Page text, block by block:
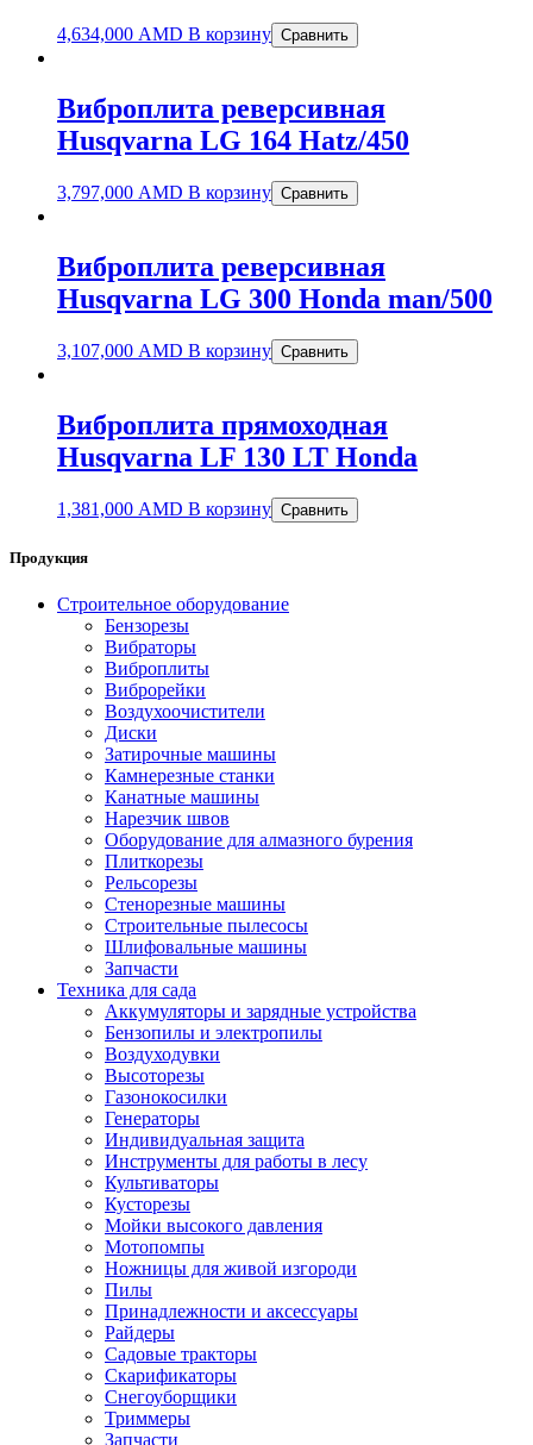
4,634,000 AMD В корзину Сравнить
Виброплита реверсивная
Husqvarna LG 164 Hatz/450
3,797,000 AMD В корзину Сравнить
Виброплита реверсивная
Husqvarna LG 300 Honda man/500
3,107,000 AMD В корзину Сравнить
Виброплита прямоходная
Husqvarna LF 130 LT Honda
1,381,000 AMD В корзину Сравнить
Продукция
Строительное оборудование
Бензорезы
Вибраторы
Виброплиты
Виброрейки
Воздухоочистители
Диски
Затирочные машины
Камнерезные станки
Канатные машины
Нарезчик швов
Оборудование для алмазного бурения
Плиткорезы
Рельсорезы
Стенорезные машины
Строительные пылесосы
Шлифовальные машины
Запчасти
Техника для сада
Аккумуляторы и зарядные устройства
Бензопилы и электропилы
Воздуходувки
Высоторезы
Газонокосилки
Генераторы
Индивидуальная защита
Инструменты для работы в лесу
Культиваторы
Кусторезы
Мойки высокого давления
Мотопомпы
Ножницы для живой изгороди
Пилы
Принадлежности и аксессуары
Райдеры
Садовые тракторы
Скарификаторы
Снегоуборщики
Триммеры
Запчасти